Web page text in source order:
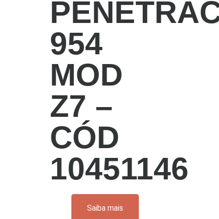
954
MOD
Z7 –
CÓD
10451146
Saiba mais